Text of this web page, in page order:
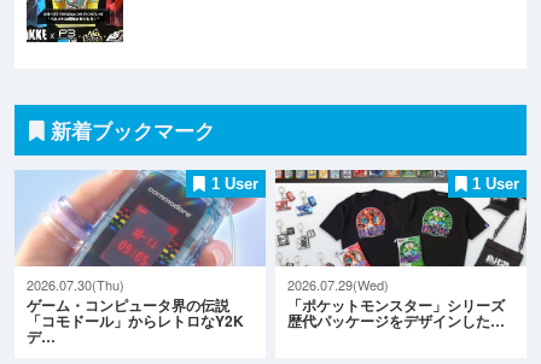
新着ブックマーク
1 User
2026.07.30(Thu)
ゲーム・コンピュータ界の伝説
「コモドール」からレトロなY2K
デ…
1 User
2026.07.29(Wed)
「ポケットモンスター」シリーズ
歴代パッケージをデザインした…